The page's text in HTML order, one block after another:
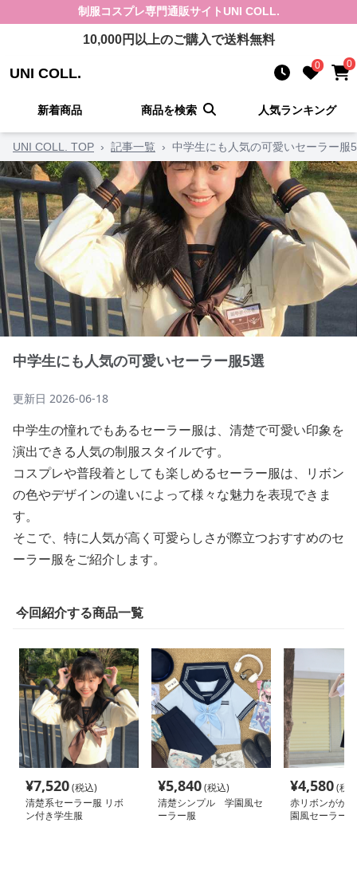
制服コスプレ専門通販サイト UNI COLL.
10,000円以上のご購入で送料無料
UNI COLL. 0 0
新着商品 商品を検索 人気ランキング
UNI COLL. TOP › 記事一覧 › 中学生にも人気の可愛いセーラー服
中学生にも人気の可愛いセーラー服5選
更新日 2026-06-18
中学生の憧れでもあるセーラー服は、清楚で可愛い印象を
演出できる人気の制服スタイルです。
コスプレや普段着としても楽しめるセーラー服は、リボン
の色やデザインの違いによって様々な魅力を表現できま
す。
そこで、特に人気が高く可愛らしさが際立つおすすめのセ
ーラー服をご紹介します。
今回紹介する商品一覧
¥7,520(税込)
清楚系セーラー服 リボ
ン付き学生服
¥5,840(税込)
清楚シンプル 学園風セ
ーラー服
¥4,580(税
赤リボンがか
園風セーラー服